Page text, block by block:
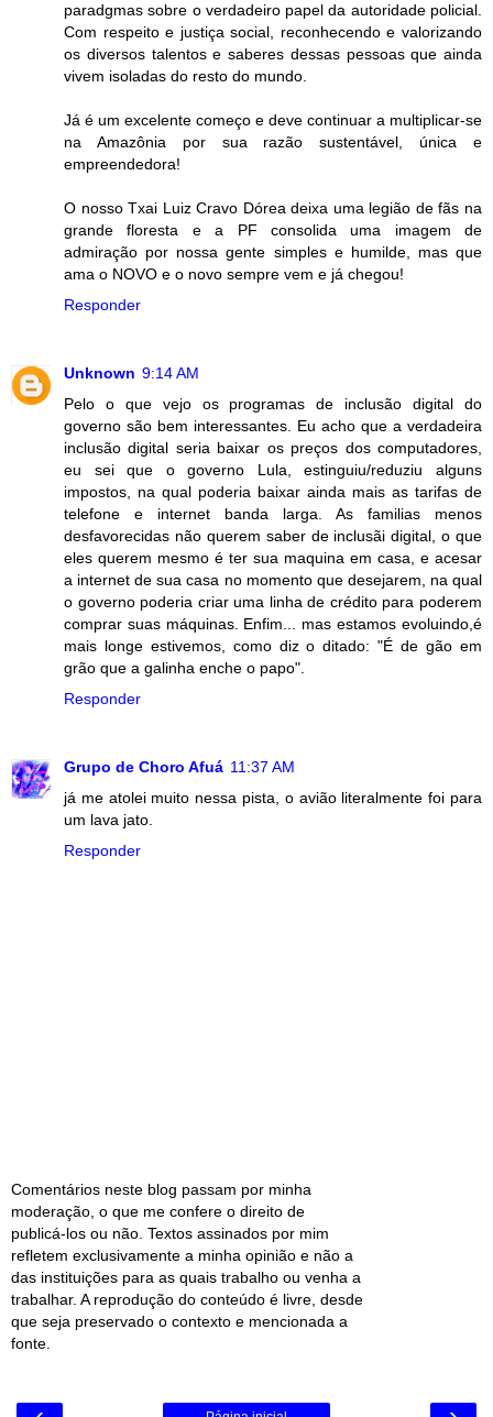
paradgmas sobre o verdadeiro papel da autoridade policial.
Com respeito e justiça social, reconhecendo e valorizando
os diversos talentos e saberes dessas pessoas que ainda
vivem isoladas do resto do mundo.
Já é um excelente começo e deve continuar a multiplicar-se
na Amazônia por sua razão sustentável, única e
empreendedora!
O nosso Txai Luiz Cravo Dórea deixa uma legião de fãs na
grande floresta e a PF consolida uma imagem de
admiração por nossa gente simples e humilde, mas que
ama o NOVO e o novo sempre vem e já chegou!
Responder
Unknown 9:14 AM
Pelo o que vejo os programas de inclusão digital do
governo são bem interessantes. Eu acho que a verdadeira
inclusão digital seria baixar os preços dos computadores,
eu sei que o governo Lula, estinguiu/reduziu alguns
impostos, na qual poderia baixar ainda mais as tarifas de
telefone e internet banda larga. As familias menos
desfavorecidas não querem saber de inclusãi digital, o que
eles querem mesmo é ter sua maquina em casa, e acesar
a internet de sua casa no momento que desejarem, na qual
o governo poderia criar uma linha de crédito para poderem
comprar suas máquinas. Enfim... mas estamos evoluindo,é
mais longe estivemos, como diz o ditado: "É de gão em
grão que a galinha enche o papo".
Responder
Grupo de Choro Afuá 11:37 AM
já me atolei muito nessa pista, o avião literalmente foi para
um lava jato.
Responder
Comentários neste blog passam por minha
moderação, o que me confere o direito de
publicá-los ou não. Textos assinados por mim
refletem exclusivamente a minha opinião e não a
das instituições para as quais trabalho ou venha a
trabalhar. A reprodução do conteúdo é livre, desde
que seja preservado o contexto e mencionada a
fonte.